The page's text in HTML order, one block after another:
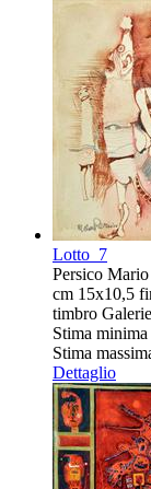
Lotto 7
Persico
cm 15x10,5
timbro
Stima minima
Stima
Dettaglio